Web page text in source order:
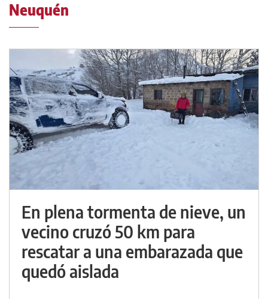
Neuquén
En plena tormenta de nieve, un
vecino cruzó 50 km para
rescatar a una embarazada que
quedó aislada